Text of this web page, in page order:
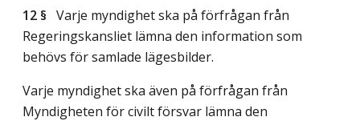
12 § Varje myndighet ska på förfrågan från
Regeringskansliet lämna den information som
behövs för samlade lägesbilder.
Varje myndighet ska även på förfrågan från
Myndigheten för civilt försvar lämna den